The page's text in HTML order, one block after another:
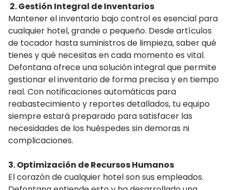
2. Gestión Integral de Inventarios
Mantener el inventario bajo control es esencial para
cualquier hotel, grande o pequeño. Desde artículos
de tocador hasta suministros de limpieza, saber qué
tienes y qué necesitas en cada momento es vital.
Defontana ofrece una solución integral que permite
gestionar el inventario de forma precisa y en tiempo
real. Con notificaciones automáticas para
reabastecimiento y reportes detallados, tu equipo
siempre estará preparado para satisfacer las
necesidades de los huéspedes sin demoras ni
complicaciones.
3. Optimización de Recursos Humanos
El corazón de cualquier hotel son sus empleados.